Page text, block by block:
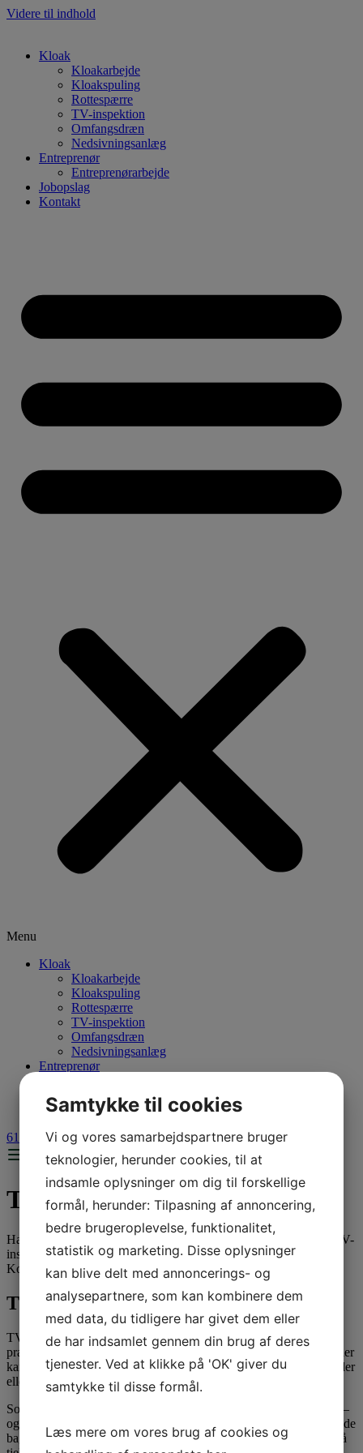
Videre til indhold
Kloak
Kloakarbejde
Kloakspuling
Rottespærre
TV-inspektion
Omfangsdræn
Nedsivningsanlæg
Entreprenør
Entreprenørarbejde
Jobopslag
Kontakt
Menu
Kloak
Kloakarbejde
Kloakspuling
Rottespærre
TV-inspektion
Omfangsdræn
Nedsivningsanlæg
Entreprenør
Jobopslag
Kontakt
61 28 16 53
TV-inspektion
Har du mistanke om fejl eller skader på dit kloaksystem, kan en TV-
inspektion være en hurtig og effektiv måde at undersøge det på.
Kontakt os og få et tilbud.
TV-inspektion
​TV-inspektion er billig og meget effektivt, og kan med stor
præcision lokalisere fejl og skader på kloaksystemet. Typiske skader
kan f.eks. være sætningsskader, forskudte samlinger, rørbrud, rødder
eller rotteskader.
​Som husejer har du ansvaret for alle installationer på din ejendom –
også kloakkens ledninger, helt ude fra den offentlige del og ind til de
bagerste tilkoblinger. Har du mistanke om skade, anbefaler vi, at få
Samtykke til cookies
Vi og vores samarbejdspartnere bruger
teknologier, herunder cookies, til at
indsamle oplysninger om dig til forskellige
formål, herunder: Tilpasning af annoncering,
bedre brugeroplevelse, funktionalitet,
statistik og marketing. Disse oplysninger
kan blive delt med annoncerings- og
analysepartnere, som kan kombinere dem
med data, du tidligere har givet dem eller
de har indsamlet gennem din brug af deres
tjenester. Ved at klikke på 'OK' giver du
samtykke til disse formål.
Læs mere om vores brug af cookies og